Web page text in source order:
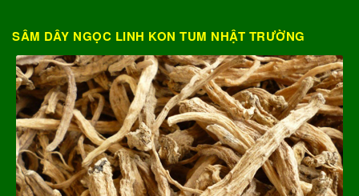
SÂM DÂY NGỌC LINH KON TUM NHẬT TRƯỜNG